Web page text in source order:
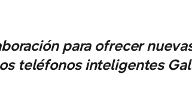
para ofrecer
teléfonos inteligentes